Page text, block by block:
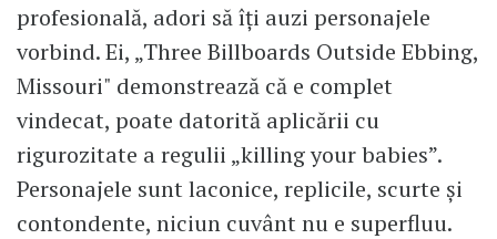
profesională, adori să îți auzi personajele
vorbind. Ei, „Three Billboards Outside Ebbing,
Missouri" demonstrează că e complet
vindecat, poate datorită aplicării cu
rigurozitate a regulii „killing your babies”.
Personajele sunt laconice, replicile, scurte și
contondente, niciun cuvânt nu e superfluu.